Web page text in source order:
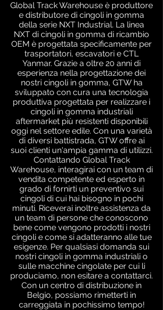
Global Track Warehouse è produttore
e distributore di cingoli in gomma
della serie NXT Industrial. La linea
NXT di cingoli in gomma di ricambio
OEM è progettata specificamente per
trasportatori, escavatori e CTL
Yanmar. Grazie a oltre 20 anni di
esperienza nella progettazione dei
nostri cingoli in gomma, GTW ha
sviluppato con cura una tecnologia
produttiva progettata per realizzare i
cingoli in gomma industriali
aftermarket più resistenti disponibili
oggi nel settore edile. Con una varietà
di diversi battistrada, GTW offre ai
suoi clienti un'ampia gamma di utilizzi.
Contattando Global Track
Warehouse, interagirai con un team di
vendita competente ed esperto in
grado di fornirti un preventivo sui
cingoli di cui hai bisogno in pochi
minuti. Riceverai inoltre assistenza da
un team di persone che conoscono
bene come vengono prodotti i nostri
cingoli e come si adatteranno alle tue
esigenze. Per qualsiasi domanda sui
nostri cingoli in gomma industriali o
sulle macchine cingolate per cui li
produciamo, non esitare a contattarci.
Con un centro di distribuzione in
Belgio, possiamo rimetterti in
carreggiata in pochissimo tempo!